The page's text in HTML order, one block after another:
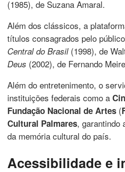
(1985), de Suzana Amaral.
Além dos clássicos, a
títulos consagrados pelo
Central do Brasil(1998), de
Deus (2002), de Fernando
Além do entretenimento, o
instituições federais como a
Fundação Nacional de Artes (
Cultural Palmares, garantindo
da memória cultural do país.
Acessibilidade e